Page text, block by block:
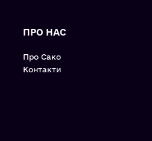
ПРО НАС
Про Сако
Контакти